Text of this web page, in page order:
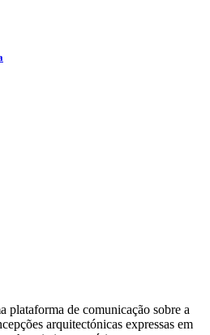
plataforma de comunicação sobre a
arquitectónicas expressas em